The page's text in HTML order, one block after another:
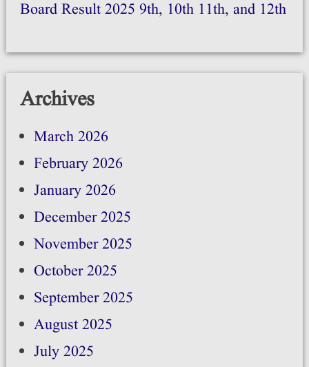
Board Result 2025 9th, 10th 11th, and 12th
Archives
March 2026
February 2026
January 2026
December 2025
November 2025
October 2025
September 2025
August 2025
July 2025